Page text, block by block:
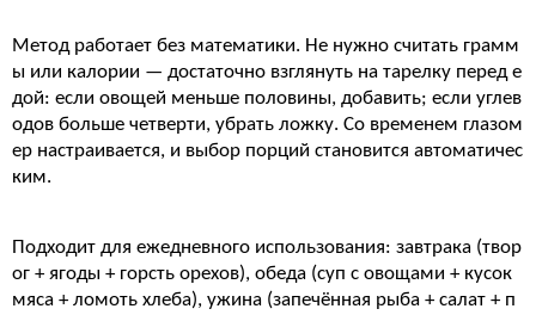
Метод работает без математики. Не нужно считать грамм
ы или калории — достаточно взглянуть на тарелку перед е
дой: если овощей меньше половины, добавить; если углев
одов больше четверти, убрать ложку. Со временем глазом
ер настраивается, и выбор порций становится автоматичес
ким.
Подходит для ежедневного использования: завтрака (твор
ог + ягоды + горсть орехов), обеда (суп с овощами + кусок
мяса + ломоть хлеба), ужина (запечённая рыба + салат + п